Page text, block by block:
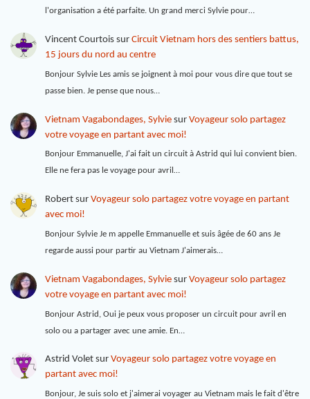
l'organisation a été parfaite. Un grand merci Sylvie pour…
Vincent Courtoissur Circuit Vietnam hors des sentiers battus,
15 jours du nord au centre
Bonjour Sylvie Les amis se joignent à moi pour vous dire que tout se
passe bien. Je pense que nous…
Vietnam Vagabondages, Sylviesur Voyageur solo partagez
votre voyage en partant avec moi!
Bonjour Emmanuelle, J'ai fait un circuit à Astrid qui lui convient bien.
Elle ne fera pas le voyage pour avril…
Robertsur Voyageur solo partagez votre voyage en partant
avec moi!
Bonjour Sylvie Je m appelle Emmanuelle et suis âgée de 60 ans Je
regarde aussi pour partir au Vietnam J'aimerais…
Vietnam Vagabondages, Sylviesur Voyageur solo partagez
votre voyage en partant avec moi!
Bonjour Astrid, Oui je peux vous proposer un circuit pour avril en
solo ou a partager avec une amie. En…
Astrid Voletsur Voyageur solo partagez votre voyage en
partant avec moi!
Bonjour, Je suis solo et j'aimerai voyager au Vietnam mais le fait d'être